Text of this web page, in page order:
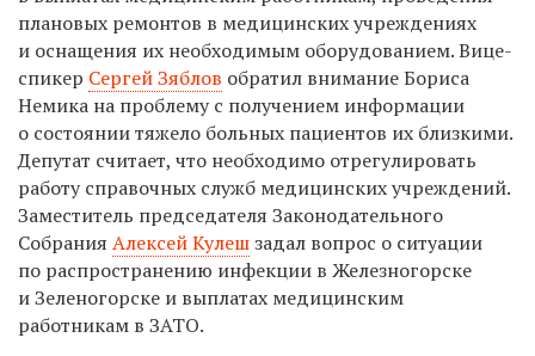
плановых ремонтов в медицинских учреждениях
и оснащения их необходимым оборудованием. Вице-
спикер Сергей Зяблов обратил внимание Бориса
Немика на проблему с получением информации
о состоянии тяжело больных пациентов их близкими.
Депутат считает, что необходимо отрегулировать
работу справочных служб медицинских учреждений.
Заместитель председателя Законодательного
Собрания Алексей Кулешзадал вопрос о ситуации
по распространению инфекции в Железногорске
и Зеленогорске и выплатах медицинским
работникам в ЗАТО.